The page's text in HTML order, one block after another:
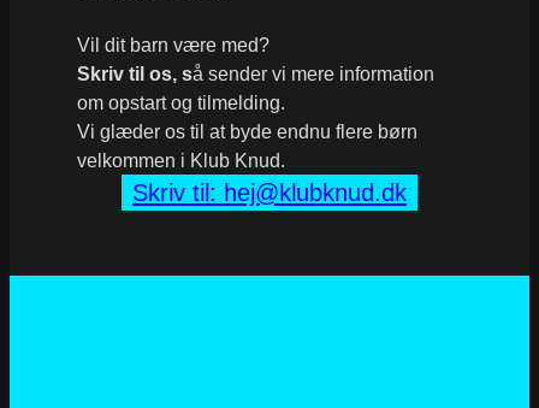
Vil dit barn være med?
Skriv til os, så sender vi mere information
om opstart og tilmelding.
Vi glæder os til at byde endnu flere børn
velkommen i Klub Knud.
Skriv til: hej@klubknud.dk